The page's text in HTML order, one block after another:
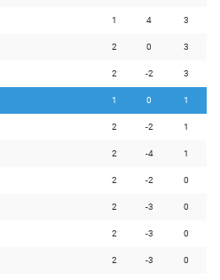
1 4 3
2 0 3
2 -2 3
1 0 1
2 -2 1
2 -4 1
2 -2 0
2 -3 0
2 -3 0
2 -3 0